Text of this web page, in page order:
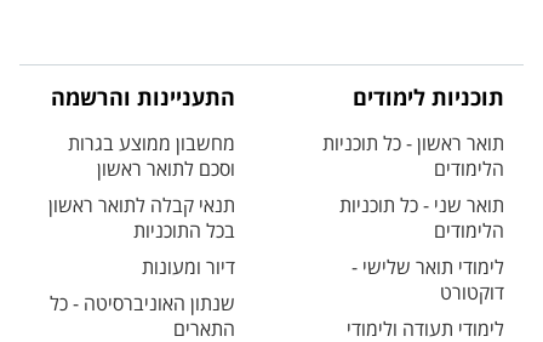
תוכניות לימודים
תואר ראשון - כל תוכניות
הלימודים
תואר שני - כל תוכניות
הלימודים
לימודי תואר שלישי -
דוקטורט
לימודי תעודה ולימודי
התעניינות והרשמה
מחשבון ממוצע בגרות
וסכם לתואר ראשון
תנאי קבלה לתואר ראשון
בכל התוכניות
דיור ומעונות
שנתון האוניברסיטה - כל
התארים